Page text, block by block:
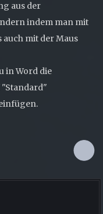
aus der
indem man mit
auch mit der Maus
in Word die